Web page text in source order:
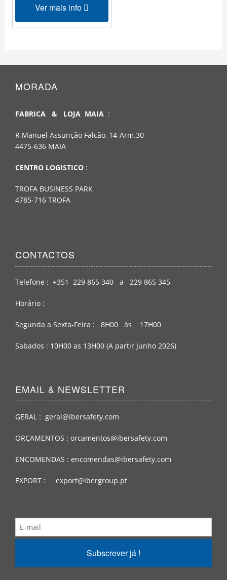
Ver mais info
MORADA
FABRICA & LOJA MAIA :
R Manuel Assunção Falcão, 14-Arm.30
4475-636 MAIA
CENTRO LOGISTICO :
TROFA BUSINESS PARK
4785-716 TROFA
CONTACTOS
Telefone : +351 229 865 340 a 229 865 345
Horário :
Segunda a Sexta-Feira : 8H00 às 17H00
Sabados : 10H00 as 13H00 (A partir Junho 2026)
EMAIL & NEWSLETTER
GERAL : geral@ibersafety.com
ORÇAMENTOS : orcamentos@ibersafety.com
ENCOMENDAS : encomendas@ibersafety.com
EXPORT : export@ibergroup.pt
Subscrever já !